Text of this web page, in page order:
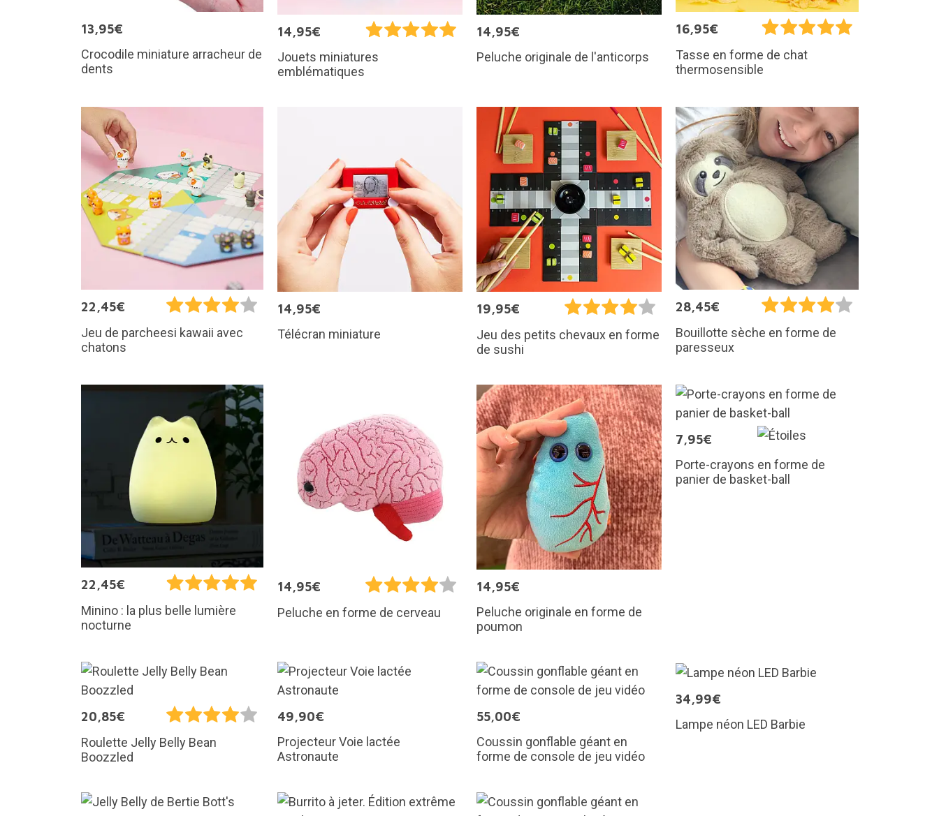
13,95€
Crocodile miniature arracheur de
dents
14,95€
Jouets miniatures
emblématiques
14,95€
Peluche originale de l'anticorps
16,95€
Tasse en forme de chat
thermosensible
22,45€
Jeu de parcheesi kawaii avec
chatons
14,95€
Télécran miniature
19,95€
Jeu des petits chevaux en forme
de sushi
28,45€
Bouillotte sèche en forme de
paresseux
22,45€
Minino : la plus belle lumière
nocturne
14,95€
Peluche en forme de cerveau
14,95€
Peluche originale en forme de
poumon
7,95€
Porte-crayons en forme de
panier de basket-ball
20,85€
Roulette Jelly Belly Bean
Boozzled
49,90€
Projecteur Voie lactée
Astronaute
55,00€
Coussin gonflable géant en
forme de console de jeu vidéo
34,99€
Lampe néon LED Barbie